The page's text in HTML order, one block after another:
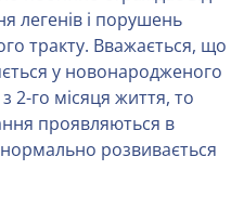
легенів і порушень
тракту. Вважається, що
у новонародженого
2-го місяця життя, то
проявляються в
розвивається